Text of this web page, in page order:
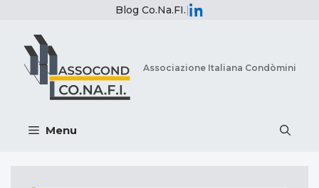
contenuto
Blog Co.Na.FI.|
Associazione Italiana Condòmini
Menu